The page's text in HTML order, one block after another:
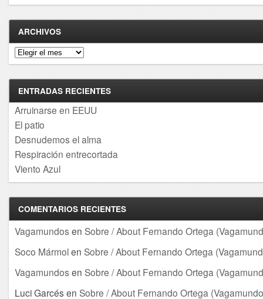
ARCHIVOS
Archivos
ENTRADAS RECIENTES
Arruinarse en EEUU
El patio
Desnudemos el alma
Respiración entrecortada
Viento Azul
COMENTARIOS RECIENTES
Vagamundos en Sobre / About Fernando Ortega
Soco Mármolen Sobre / About Fernando Ortega
Vagamundos en Sobre / About Fernando Ortega
Luci Garcés en Sobre / About Fernando Ortega